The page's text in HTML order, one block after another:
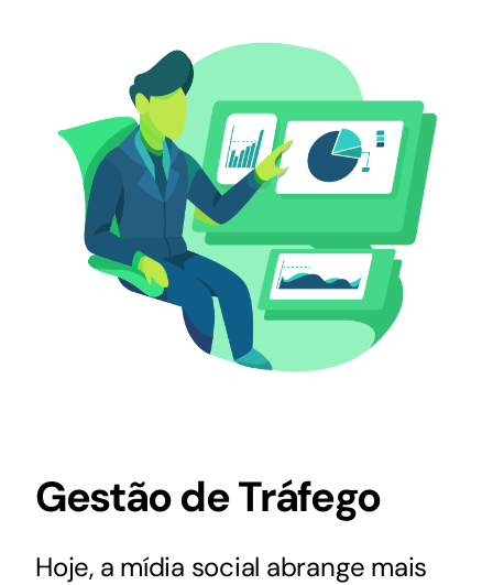
Gestão de Tráfego
Hoje, a mídia social abrange mais